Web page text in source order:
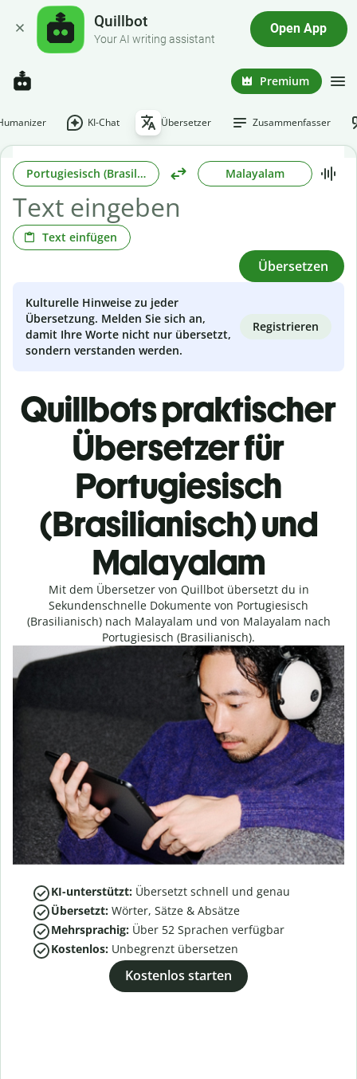
Quillbot
Your AI writing assistant
Open App
Premium
KI-Chat Übersetzer Zusammenfasser
Portugiesisch (Brasilianisch) Malayalam
Text einfügen
Übersetzen
Kulturelle Hinweise zu jeder
Übersetzung. Melden Sie sich an,
damit Ihre Worte nicht nur übersetzt,
sondern verstanden werden.
Registrieren
Quillbots praktischer
Übersetzer für
Portugiesisch
(Brasilianisch) und
Malayalam
Mit dem Übersetzer von Quillbot übersetzt du in
Sekundenschnelle Dokumente von Portugiesisch
(Brasilianisch) nach Malayalam und von Malayalam nach
Portugiesisch (Brasilianisch).
KI-unterstützt: Übersetzt schnell und genau
Übersetzt: Wörter, Sätze & Absätze
Mehrsprachig: Über 52 Sprachen verfügbar
Kostenlos: Unbegrenzt übersetzen
Kostenlos starten